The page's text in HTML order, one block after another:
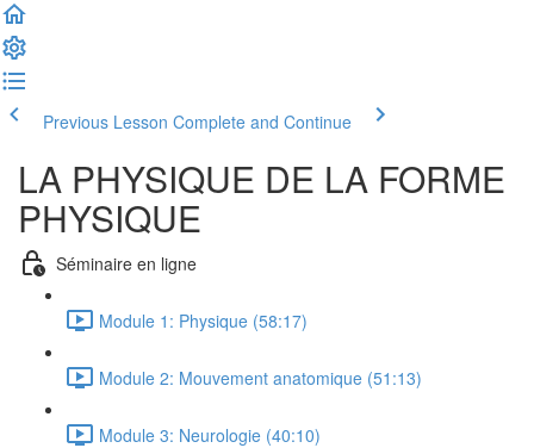
Previous Lesson Complete and Continue
LA PHYSIQUE DE LA FORME
PHYSIQUE
Séminaire en ligne
Module 1: Physique (58:17)
Module 2: Mouvement anatomique (51:13)
Module 3: Neurologie (40:10)